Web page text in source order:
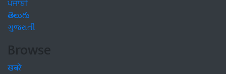
ਪੰਜਾਬੀ
తెలుగు
ગુજરાતી
Browse
खबरें